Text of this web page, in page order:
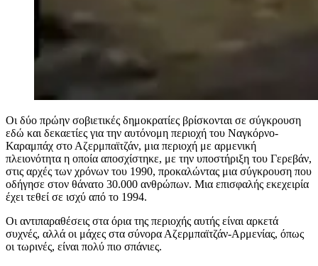
Οι δύο πρώην σοβιετικές δημοκρατίες βρίσκονται σε σύγκρουση
εδώ και δεκαετίες για την αυτόνομη περιοχή του Ναγκόρνο-
Καραμπάχ στο Αζερμπαϊτζάν, μια περιοχή με αρμενική
πλειονότητα η οποία αποσχίστηκε, με την υποστήριξη του Γερεβάν,
στις αρχές των χρόνων του 1990, προκαλώντας μια σύγκρουση που
οδήγησε στον θάνατο 30.000 ανθρώπων. Μια επισφαλής εκεχειρία
έχει τεθεί σε ισχύ από το 1994.
Οι αντιπαραθέσεις στα όρια της περιοχής αυτής είναι αρκετά
συχνές, αλλά οι μάχες στα σύνορα Αζερμπαϊτζάν-Αρμενίας, όπως
οι τωρινές, είναι πολύ πιο σπάνιες.